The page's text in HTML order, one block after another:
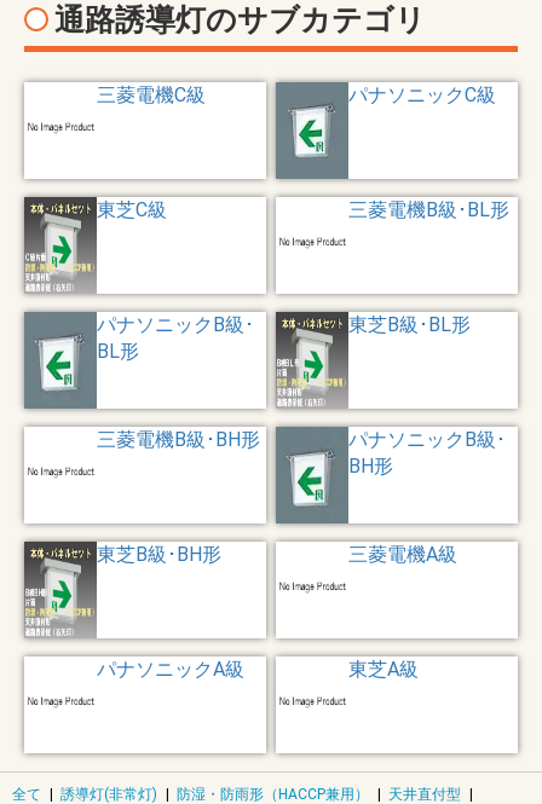
通路誘導灯のサブカテゴリ
三菱電機C級 パナソニックC級
東芝C級 三菱電機B級･BL形
パナソニックB級･
BL形
東芝B級･BL形
三菱電機B級･BH形
パナソニックB級･
BH形
東芝B級･BH形 三菱電機A級
パナソニックA級 東芝A級
全て | 誘導灯(非常灯) | 防湿・防雨形（HACCP兼用） | 天井直付型 |